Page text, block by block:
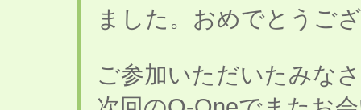
ました。おめでとうご
ご参加いただいたみな